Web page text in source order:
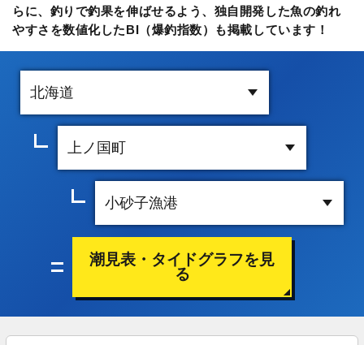
らに、釣りで釣果を伸ばせるよう、独自開発した魚の釣れ
やすさを数値化したBI（爆釣指数）も掲載しています！
潮見表・タイドグラフを見
る